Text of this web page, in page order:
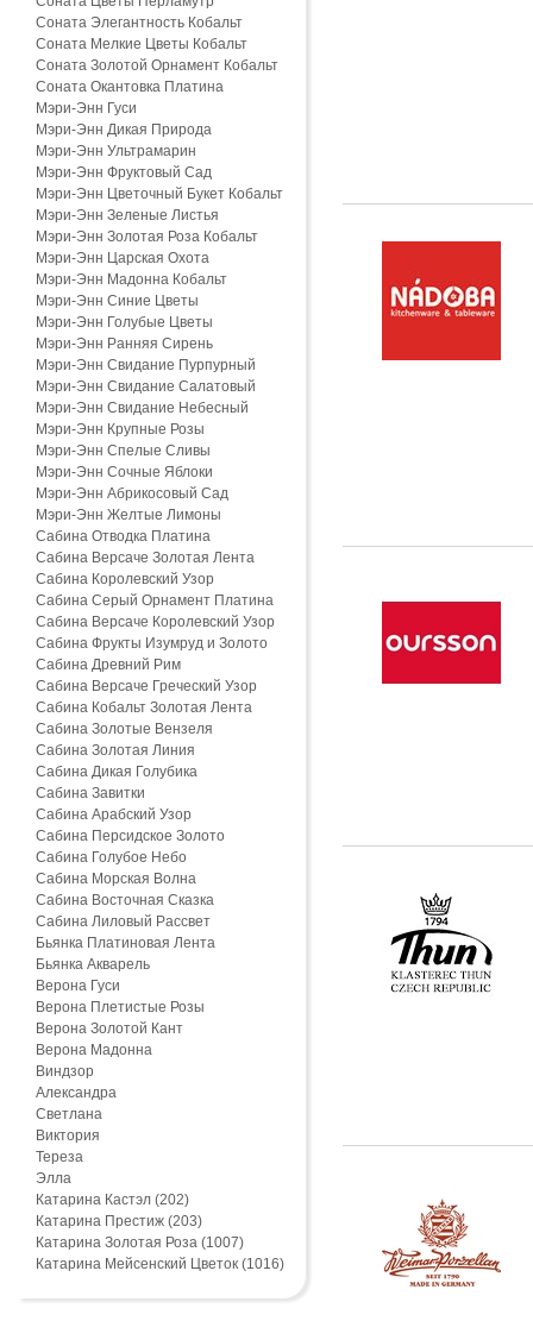
Соната Элегантность Кобальт
Соната Мелкие Цветы Кобальт
Соната Золотой Орнамент Кобальт
Соната Окантовка Платина
Мэри-Энн Гуси
Мэри-Энн Дикая Природа
Мэри-Энн Ультрамарин
Мэри-Энн Фруктовый Сад
Мэри-Энн Цветочный Букет Кобальт
Мэри-Энн Зеленые Листья
Мэри-Энн Золотая Роза Кобальт
Мэри-Энн Царская Охота
Мэри-Энн Мадонна Кобальт
Мэри-Энн Синие Цветы
Мэри-Энн Голубые Цветы
Мэри-Энн Ранняя Сирень
Мэри-Энн Свидание Пурпурный
Мэри-Энн Свидание Салатовый
Мэри-Энн Свидание Небесный
Мэри-Энн Крупные Розы
Мэри-Энн Спелые Сливы
Мэри-Энн Сочные Яблоки
Мэри-Энн Абрикосовый Сад
Мэри-Энн Желтые Лимоны
Сабина Отводка Платина
Сабина Версаче Золотая Лента
Сабина Королевский Узор
Сабина Серый Орнамент Платина
Сабина Версаче Королевский Узор
Сабина Фрукты Изумруд и Золото
Сабина Древний Рим
Сабина Версаче Греческий Узор
Сабина Кобальт Золотая Лента
Сабина Золотые Вензеля
Сабина Золотая Линия
Сабина Дикая Голубика
Сабина Завитки
Сабина Арабский Узор
Сабина Персидское Золото
Сабина Голубое Небо
Сабина Морская Волна
Сабина Восточная Сказка
Сабина Лиловый Рассвет
Бьянка Платиновая Лента
Бьянка Акварель
Верона Гуси
Верона Плетистые Розы
Верона Золотой Кант
Верона Мадонна
Виндзор
Александра
Светлана
Виктория
Тереза
Элла
Катарина Кастэл (202)
Катарина Престиж (203)
Катарина Золотая Роза (1007)
Катарина Мейсенский Цветок (1016)